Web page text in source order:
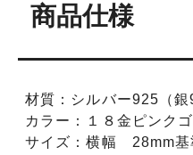
商品仕様
材質：シルバー925（
カラー：１８金ピンク
サイズ：横幅 28mm